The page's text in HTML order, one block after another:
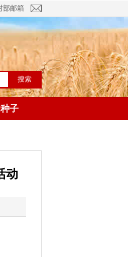
部邮箱
搜索
子
动